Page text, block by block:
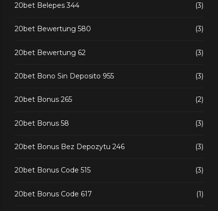
20bet Belepes 344 (3)
20bet Bewertung 580 (3)
20bet Bewertung 62 (3)
20bet Bono Sin Deposito 955 (3)
20bet Bonus 265 (2)
20bet Bonus 58 (3)
20bet Bonus Bez Depozytu 246 (3)
20bet Bonus Code 515 (3)
20bet Bonus Code 617 (1)